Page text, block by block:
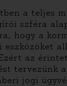
a teljes
szféra
hogy a
az
tervezünk
jogi